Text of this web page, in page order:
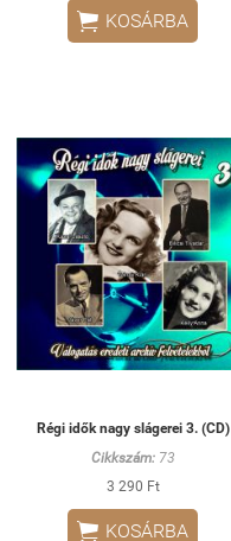
 KOSÁRBA
Régi idők nagy slágerei 3. (CD)
Cikkszám:73
3 290 Ft
 KOSÁRBA